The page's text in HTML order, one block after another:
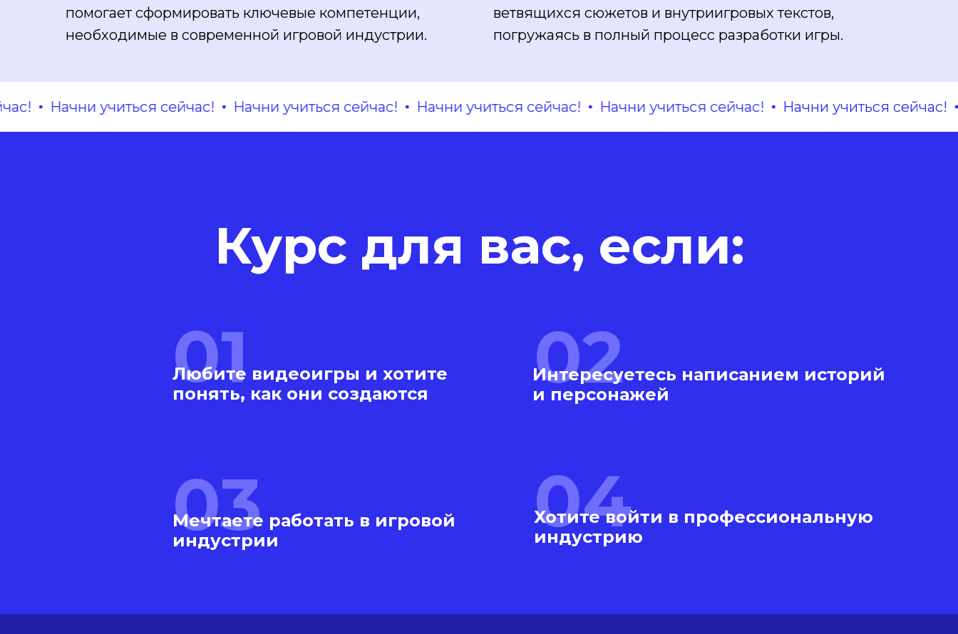
помогает сформировать ключевые компетенции,
необходимые в современной игровой индустрии.
ветвящихся сюжетов и внутриигровых текстов,
погружаясь в полный процесс разработки игры.
Начни учиться сейчас! Начни учиться сейчас! Начни учиться сейчас! Начни учиться сейчас! Начни учиться сейчас!
Курс для вас, если:
01
02
03
04
Интересуетесь написанием историй
и персонажей
Любите видеоигры и хотите
понять, как они создаются
Мечтаете работать в игровой
индустрии
Хотите войти в профессиональную
индустрию